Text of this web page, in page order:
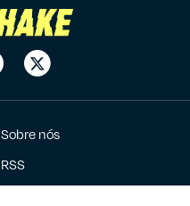
Sobre nós
RSS